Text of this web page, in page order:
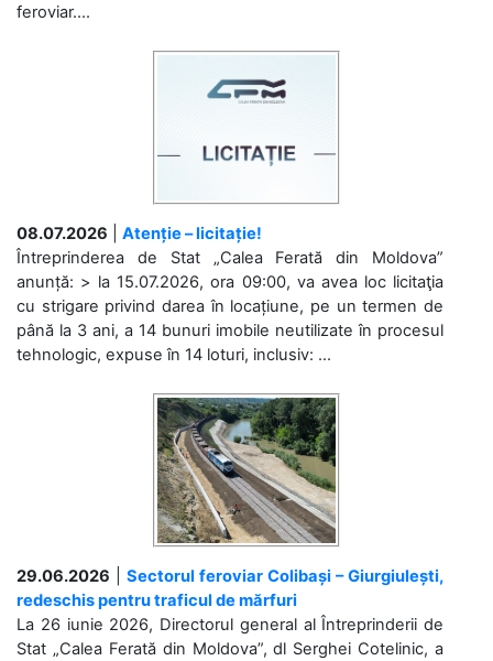
feroviar....
08.07.2026
Atenție – licitație!
Întreprinderea de Stat „Calea Ferată din Moldova”
anunță: > la 15.07.2026, ora 09:00, va avea loc licitaţia
cu strigare privind darea în locațiune, pe un termen de
până la 3 ani, a 14 bunuri imobile neutilizate în procesul
tehnologic, expuse în 14 loturi, inclusiv: ...
29.06.2026
Sectorul feroviar Colibași – Giurgiulești,
redeschis pentru traficul de mărfuri
La 26 iunie 2026, Directorul general al Întreprinderii de
Stat „Calea Ferată din Moldova”, dl Serghei Cotelinic, a